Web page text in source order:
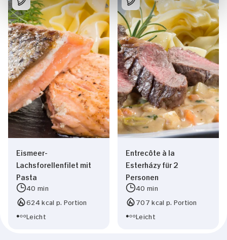
Eismeer-
Lachsforellenfilet mit
Pasta
40 min
624 kcal p. Portion
Leicht
Entrecôte à la
Esterházy für 2
Personen
40 min
707 kcal p. Portion
Leicht